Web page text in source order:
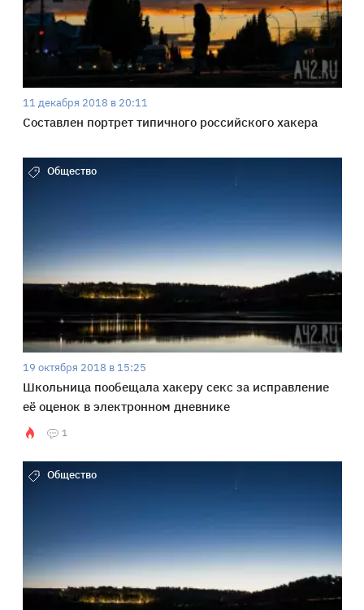
11 декабря 2018 в 20:11
Составлен портрет типичного российского хакера
Общество
19 октября 2018 в 15:25
Школьница пообещала хакеру секс за исправление
её оценок в электронном дневнике
1
Общество